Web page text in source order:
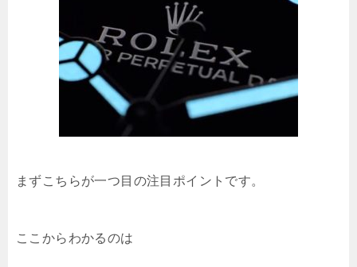
まずこちらが一つ目の注目ポイントです。
ここからわかるのは